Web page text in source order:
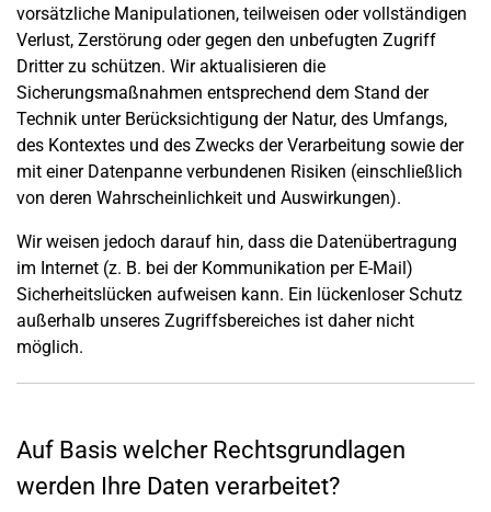
vorsätzliche Manipulationen, teilweisen oder vollständigen
Verlust, Zerstörung oder gegen den unbefugten Zugriff
Dritter zu schützen. Wir aktualisieren die
Sicherungsmaßnahmen entsprechend dem Stand der
Technik unter Berücksichtigung der Natur, des Umfangs,
des Kontextes und des Zwecks der Verarbeitung sowie der
mit einer Datenpanne verbundenen Risiken (einschließlich
von deren Wahrscheinlichkeit und Auswirkungen).
Wir weisen jedoch darauf hin, dass die Datenübertragung
im Internet (z. B. bei der Kommunikation per E-Mail)
Sicherheitslücken aufweisen kann. Ein lückenloser Schutz
außerhalb unseres Zugriffsbereiches ist daher nicht
möglich.
Auf Basis welcher Rechtsgrundlagen
werden Ihre Daten verarbeitet?